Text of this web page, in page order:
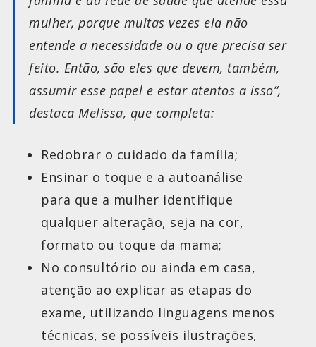
mulher, porque muitas vezes ela não
entende a necessidade ou o que precisa ser
feito. Então, são eles que devem, também,
assumir esse papel e estar atentos a isso”,
destaca Melissa, que completa:
Redobrar o cuidado da família;
Ensinar o toque e a autoanálise
para que a mulher identifique
qualquer alteração, seja na cor,
formato ou toque da mama;
No consultório ou ainda em casa,
atenção ao explicar as etapas do
exame, utilizando linguagens menos
técnicas, se possíveis ilustrações,